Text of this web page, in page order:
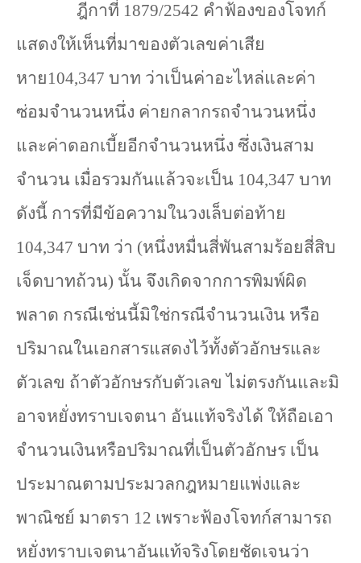
ฎีกาที่ 1879/2542 คำฟ้องของโจทก์
แสดงให้เห็นที่มาของตัวเลขค่าเสีย
หาย104,347 บาท ว่าเป็นค่าอะไหล่และค่า
ซ่อมจำนวนหนึ่ง ค่ายกลากรถจำนวนหนึ่ง
และค่าดอกเบี้ยอีกจำนวนหนึ่ง ซึ่งเงินสาม
จำนวน เมื่อรวมกันแล้วจะเป็น 104,347 บาท
ดังนี้ การที่มีข้อความในวงเล็บต่อท้าย
104,347 บาท ว่า (หนึ่งหมื่นสี่พันสามร้อยสี่สิบ
เจ็ดบาทถ้วน) นั้น จึงเกิดจากการพิมพ์ผิด
พลาด กรณีเช่นนี้มิใช่กรณีจำนวนเงิน หรือ
ปริมาณในเอกสารแสดงไว้ทั้งตัวอักษรและ
ตัวเลข ถ้าตัวอักษรกับตัวเลข ไม่ตรงกันและมิ
อาจหยั่งทราบเจตนา อันแท้จริงได้ ให้ถือเอา
จำนวนเงินหรือปริมาณที่เป็นตัวอักษร เป็น
ประมาณตามประมวลกฎหมายแพ่งและ
พาณิชย์ มาตรา 12 เพราะฟ้องโจทก์สามารถ
หยั่งทราบเจตนาอันแท้จริงโดยชัดเจนว่า